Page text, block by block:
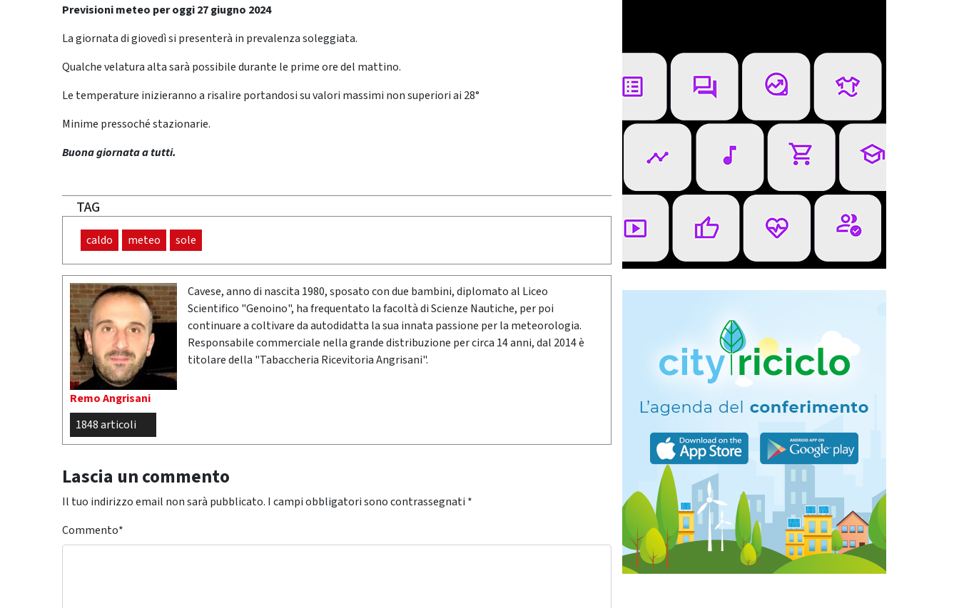
Previsioni meteo per oggi 27 giugno 2024
La giornata di giovedì si presenterà in prevalenza soleggiata.
Qualche velatura alta sarà possibile durante le prime ore del mattino.
Le temperature inizieranno a risalire portandosi su valori massimi non superiori ai 28°
Minime pressoché stazionarie.
Buona giornata a tutti.
TAG
caldo meteo sole
Remo Angrisani
1848 articoli
Cavese, anno di nascita 1980, sposato con due bambini, diplomato al Liceo
Scientifico "Genoino", ha frequentato la facoltà di Scienze Nautiche, per poi
continuare a coltivare da autodidatta la sua innata passione per la meteorologia.
Responsabile commerciale nella grande distribuzione per circa 14 anni, dal 2014 è
titolare della "Tabaccheria Ricevitoria Angrisani".
Lascia un commento
Il tuo indirizzo email non sarà pubblicato. I campi obbligatori sono contrassegnati *
Commento*